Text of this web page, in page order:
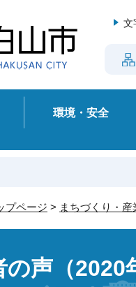
文
環境・安全
プページ > まちづくり・産
声（2020